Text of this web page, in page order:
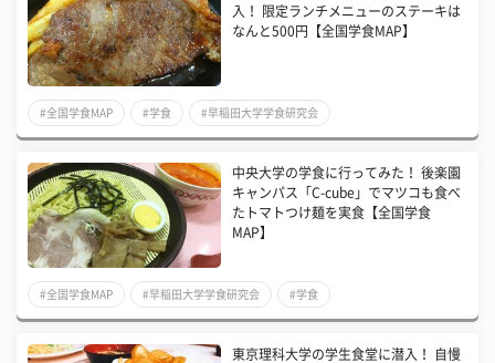
入！ 限定ランチメニューのステーキは
なんと500円【全国学食MAP】
#全国学食MAP #学食 #早稲田大学学食研究会
中央大学の学食に行ってみた！ 後楽園
キャンパス「C-cube」でマツコも食べ
たトマトつけ麺を実食【全国学食
MAP】
#全国学食MAP #早稲田大学学食研究会 #学食
東京理科大学の学生食堂に潜入！ 自慢